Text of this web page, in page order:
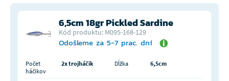
6,5cm 18gr Pickled Sardine
Kód produktu: M095-168-129
Odošleme za 5-7 prac. dní
Počet
háčikov
2x trojháčik Dĺžka 6,5cm